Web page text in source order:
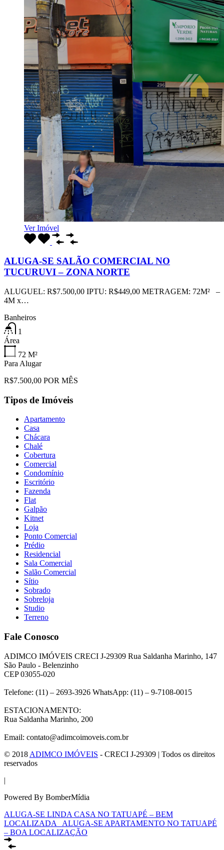
Ver Imóvel
ALUGA-SE SALÃO COMERCIAL NO
TUCURUVI – ZONA NORTE
ALUGUEL: R$7.500,00 IPTU: R$449,00 METRAGEM: 72M² –
4M x…
Banheiros
1
Área
72 M²
Para Alugar
R$7.500,00 POR MÊS
Tipos de Imóveis
Apartamento
Casa
Chácara
Chalé
Cobertura
Comercial
Condomínio
Escritório
Fazenda
Flat
Galpão
Kitnet
Loja
Ponto Comercial
Prédio
Residencial
Sala Comercial
Salão Comercial
Sítio
Sobrado
Sobreloja
Studio
Terreno
Fale Conosco
ADIMCO IMÓVEIS CRECI J-29309 Rua Saldanha Marinho, 147
São Paulo - Belenzinho
CEP 03055-020
Telefone: (11) – 2693-3926 WhatsApp: (11) – 9-7108-0015
ESTACIONAMENTO:
Rua Saldanha Marinho, 200
Email: contato@adimcoimoveis.com.br
© 2018 ADIMCO IMÓVEIS - CRECI J-29309 | Todos os direitos
reservados
|
Powered By BomberMídia
ALUGA-SE LINDA CASA NO TATUAPÉ – BEM
LOCALIZADA
ALUGA-SE APARTAMENTO NO TATUAPÉ
– BOA LOCALIZAÇÃO